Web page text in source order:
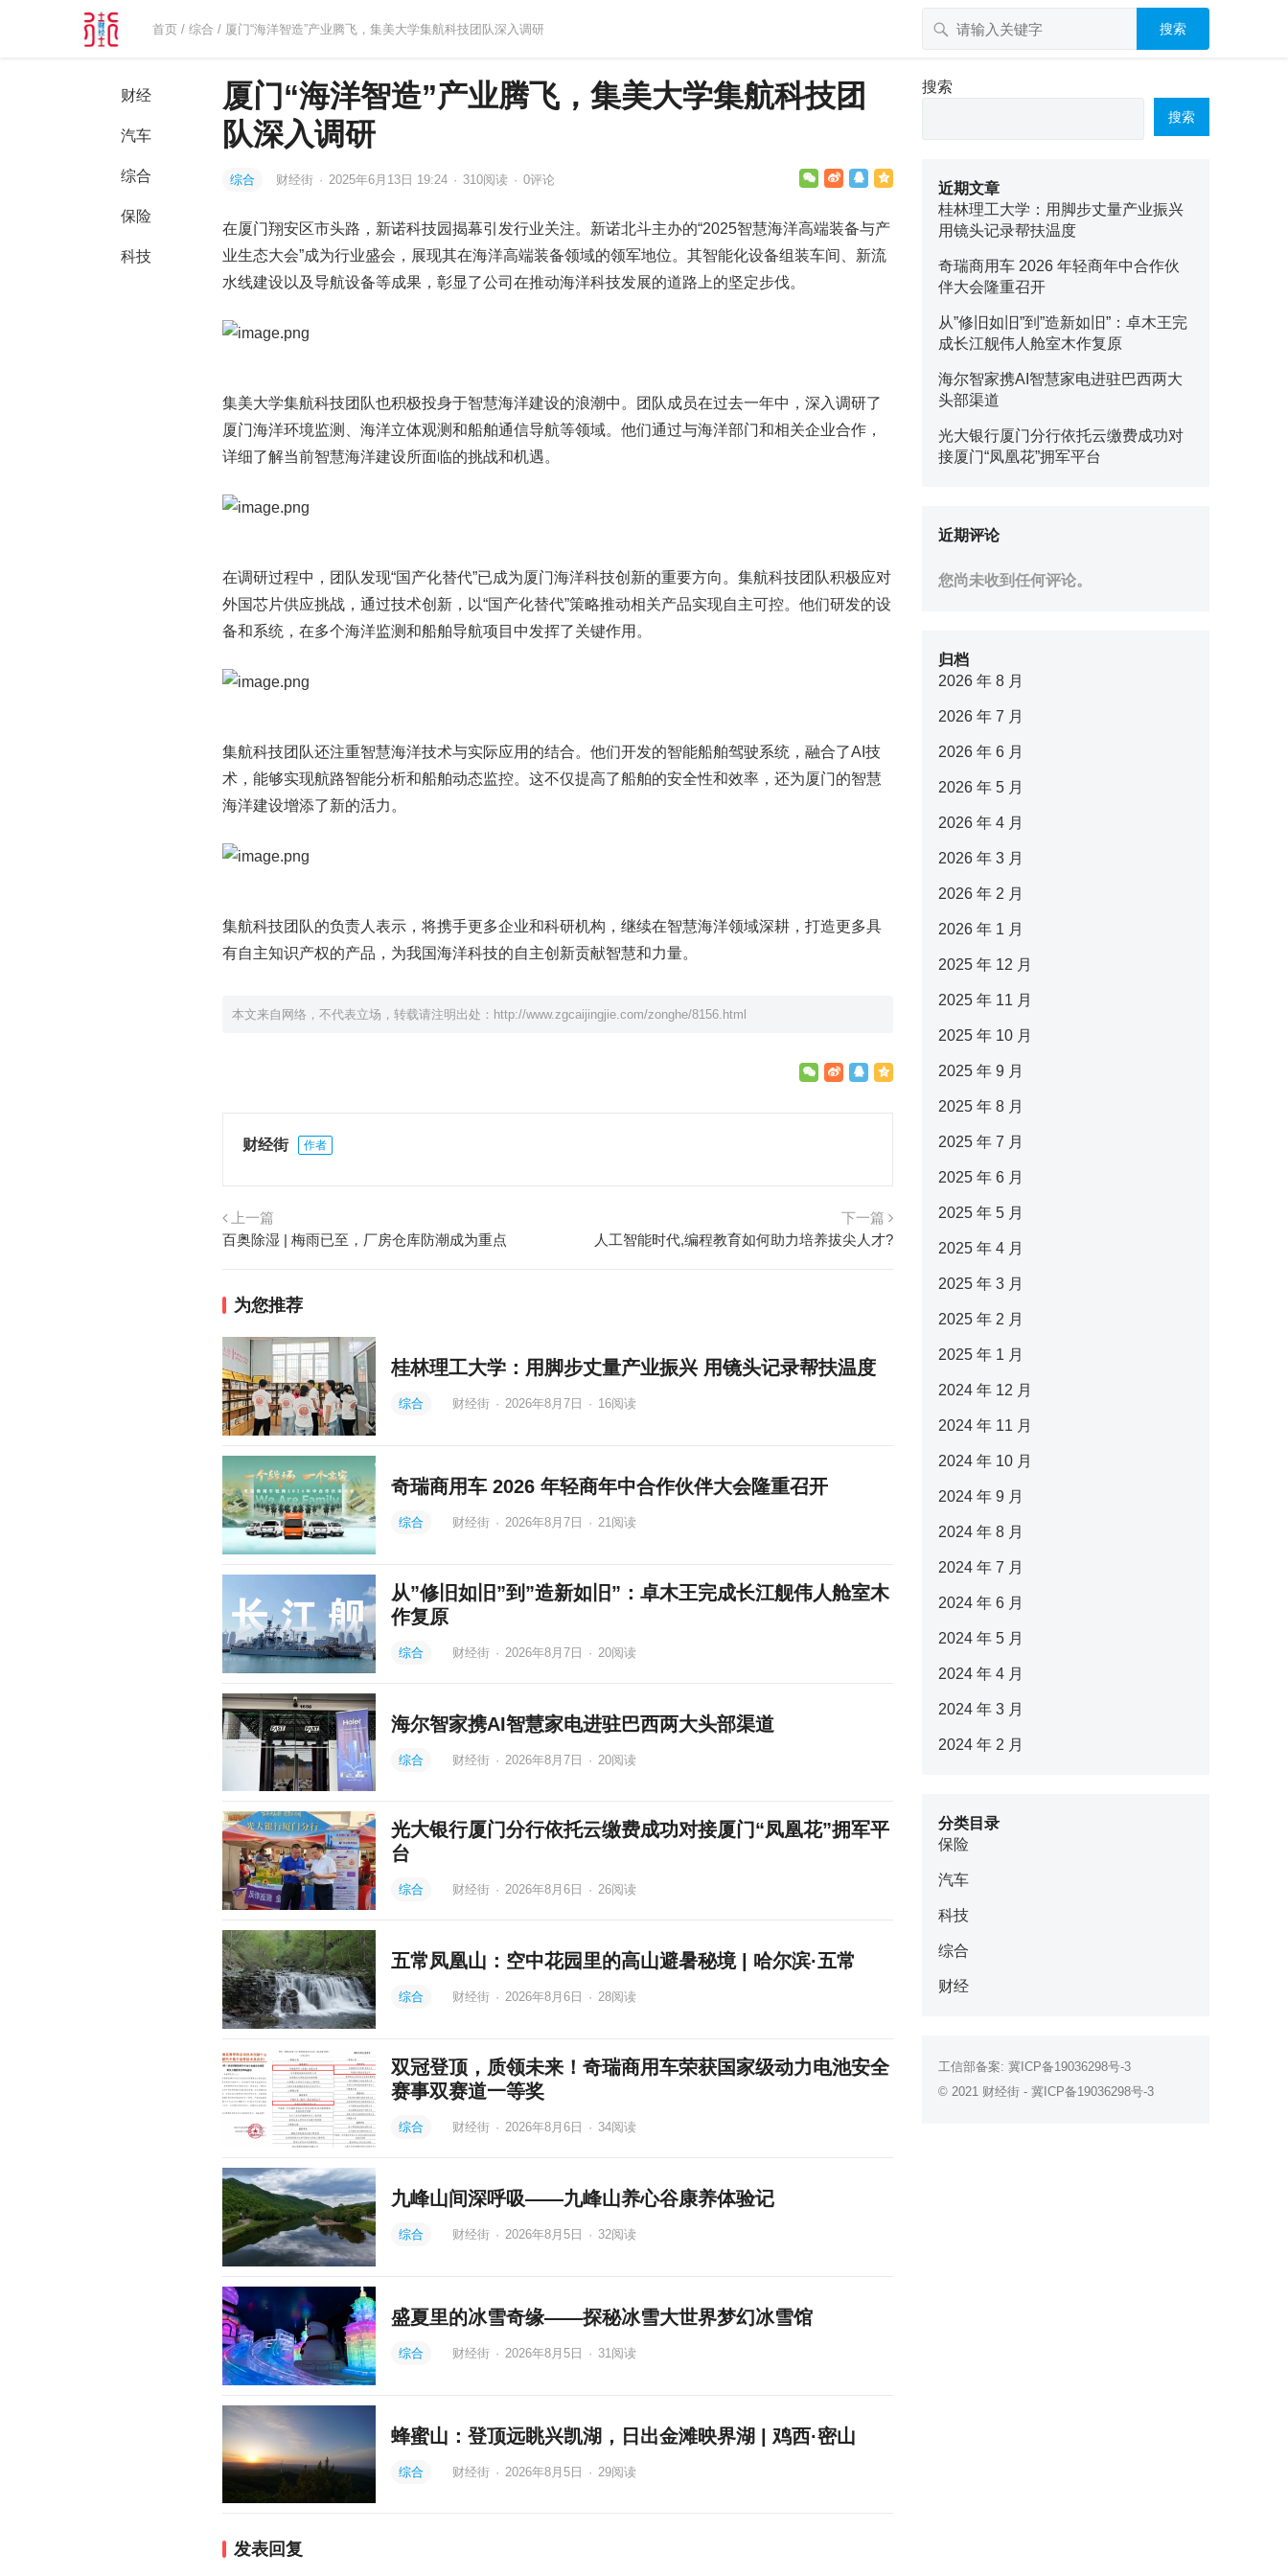
首页 /综合 / 厦门“海洋智造”产业腾飞，集美大学集航科技团队深入调研 搜索
财经
汽车
综合
保险
科技
厦门“海洋智造”产业腾飞，集美大学集航科技团
队深入调研
综合 财经街 · 2025年6月13日 19:24 · 310阅读 · 0评论
在厦门翔安区市头路，新诺科技园揭幕引发行业关注。新诺北斗主办的“2025智慧海洋高端装备与产
业生态大会”成为行业盛会，展现其在海洋高端装备领域的领军地位。其智能化设备组装车间、新流
水线建设以及导航设备等成果，彰显了公司在推动海洋科技发展的道路上的坚定步伐。
集美大学集航科技团队也积极投身于智慧海洋建设的浪潮中。团队成员在过去一年中，深入调研了
厦门海洋环境监测、海洋立体观测和船舶通信导航等领域。他们通过与海洋部门和相关企业合作，
详细了解当前智慧海洋建设所面临的挑战和机遇。
在调研过程中，团队发现“国产化替代”已成为厦门海洋科技创新的重要方向。集航科技团队积极应对
外国芯片供应挑战，通过技术创新，以“国产化替代”策略推动相关产品实现自主可控。他们研发的设
备和系统，在多个海洋监测和船舶导航项目中发挥了关键作用。
集航科技团队还注重智慧海洋技术与实际应用的结合。他们开发的智能船舶驾驶系统，融合了AI技
术，能够实现航路智能分析和船舶动态监控。这不仅提高了船舶的安全性和效率，还为厦门的智慧
海洋建设增添了新的活力。
集航科技团队的负责人表示，将携手更多企业和科研机构，继续在智慧海洋领域深耕，打造更多具
有自主知识产权的产品，为我国海洋科技的自主创新贡献智慧和力量。
本文来自网络，不代表立场，转载请注明出处： http://www.zgcaijingjie.com/zonghe/8156.html
财经街 作者
上一篇
百奥除湿 | 梅雨已至，厂房仓库防潮成为重点
下一篇
人工智能时代,编程教育如何助力培养拔尖人才?
为您推荐
桂林理工大学：用脚步丈量产业振兴 用镜头记录帮扶温度
综合 财经街 · 2026年8月7日 · 16阅读
奇瑞商用车 2026 年轻商年中合作伙伴大会隆重召开
综合 财经街 · 2026年8月7日 · 21 阅读
从”修旧如旧”到”造新如旧”：卓木王完成长江舰伟人舱室木
作复原
综合 财经街 · 2026年8月7日 · 20阅读
海尔智家携AI智慧家电进驻巴西两大头部渠道
综合 财经街 · 2026年8月7日 · 20阅读
光大银行厦门分行依托云缴费成功对接厦门“凤凰花”拥军平
台
综合 财经街 · 2026年8月6日 · 26阅读
五常凤凰山：空中花园里的高山避暑秘境 | 哈尔滨·五常
综合 财经街 · 2026年8月6日 · 28阅读
双冠登顶，质领未来！奇瑞商用车荣获国家级动力电池安全
赛事双赛道一等奖
综合 财经街 · 2026年8月6日 · 34阅读
九峰山间深呼吸——九峰山养心谷康养体验记
综合 财经街 · 2026年8月5日 · 32阅读
盛夏里的冰雪奇缘——探秘冰雪大世界梦幻冰雪馆
综合 财经街 · 2026年8月5日 · 31 阅读
蜂蜜山：登顶远眺兴凯湖，日出金滩映界湖 | 鸡西·密山
综合 财经街 · 2026年8月5日 · 29阅读
发表回复
搜索
搜索
近期文章
桂林理工大学：用脚步丈量产业振兴
用镜头记录帮扶温度
奇瑞商用车 2026 年轻商年中合作伙
伴大会隆重召开
从”修旧如旧”到”造新如旧”：卓木王完
成长江舰伟人舱室木作复原
海尔智家携AI智慧家电进驻巴西两大
头部渠道
光大银行厦门分行依托云缴费成功对
接厦门“凤凰花”拥军平台
近期评论
您尚未收到任何评论。
归档
2026 年 8 月
2026 年 7 月
2026 年 6 月
2026 年 5 月
2026 年 4 月
2026 年 3 月
2026 年 2 月
2026 年 1 月
2025 年 12 月
2025 年 11 月
2025 年 10 月
2025 年 9 月
2025 年 8 月
2025 年 7 月
2025 年 6 月
2025 年 5 月
2025 年 4 月
2025 年 3 月
2025 年 2 月
2025 年 1 月
2024 年 12 月
2024 年 11 月
2024 年 10 月
2024 年 9 月
2024 年 8 月
2024 年 7 月
2024 年 6 月
2024 年 5 月
2024 年 4 月
2024 年 3 月
2024 年 2 月
分类目录
保险
汽车
科技
综合
财经
工信部备案: 冀ICP备19036298号-3
© 2021 财经街 - 冀ICP备19036298号-3